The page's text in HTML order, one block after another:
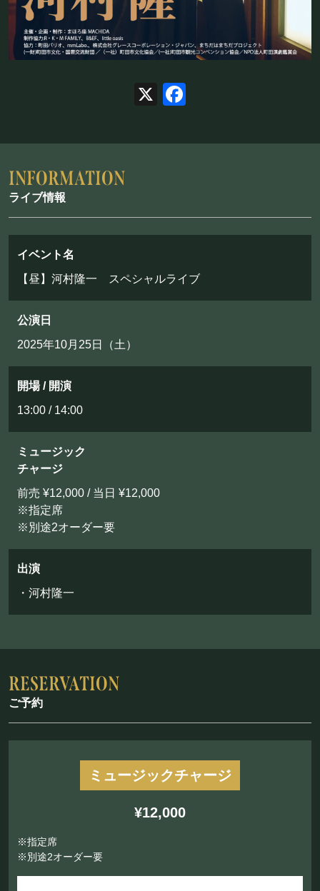
X
ライブ情報
イベント名
【昼】河村隆一 スペシャルライブ
公演日
2025年10月25日（土）
開場 / 開演
13:00 / 14:00
ミュージック
チャージ
前売 ¥12,000 / 当日 ¥12,000
※指定席
※別途2オーダー要
出演
・河村隆一
ご予約
ミュージックチャージ
¥12,000
※指定席
※別途2オーダー要